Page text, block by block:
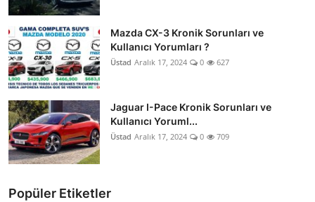
Mazda CX-3 Kronik Sorunları ve
Kullanıcı Yorumları ?
Üstad Aralık 17, 2024 0 627
Jaguar I-Pace Kronik Sorunları ve
Kullanıcı Yoruml...
Üstad Aralık 17, 2024 0 709
Popüler Etiketler